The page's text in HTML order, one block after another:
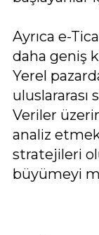
Ayrıca e-
daha geniş
Yerel
uluslararası
Veriler
analiz
stratejileri
büyümeyi